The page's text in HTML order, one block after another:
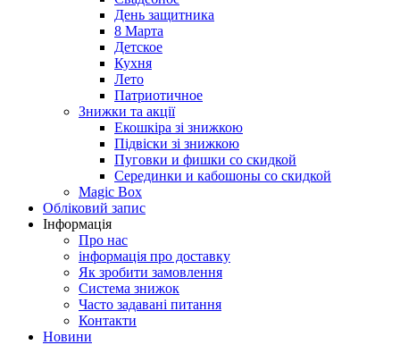
День защитника
8 Марта
Детское
Кухня
Лето
Патриотичное
Знижки та акції
Екошкіра зі знижкою
Підвіски зі знижкою
Пуговки и фишки со скидкой
Серединки и кабошоны со скидкой
Magic Box
Обліковий запис
Інформація
Про нас
інформація про доставку
Як зробити замовлення
Система знижок
Часто задавані питання
Контакти
Новини